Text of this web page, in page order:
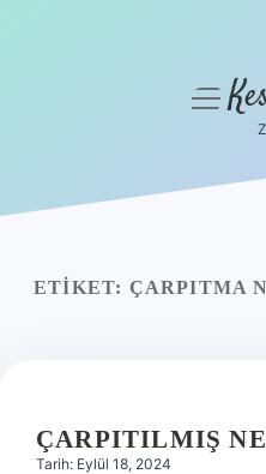
Yasal Uyarı
menüyü
ETIKET: ÇARPITMA
ÇARPITILMIŞ
Tarih: Eylül 18, 2024